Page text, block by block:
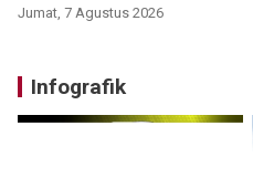
Jumat, 7 Agustus 2026
Infografik